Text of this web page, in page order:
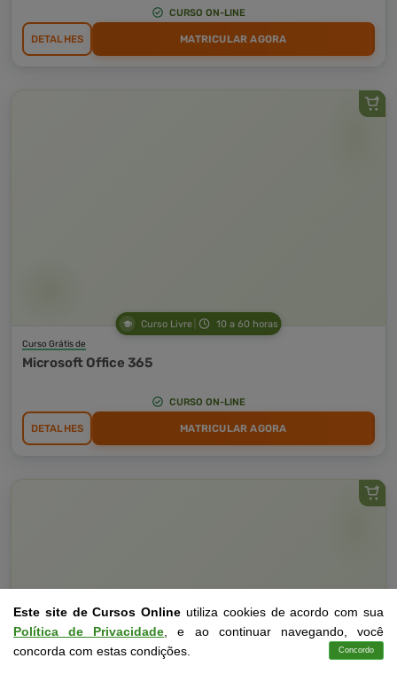
CURSO ON-LINE
DETALHES MATRICULAR AGORA
Curso Livre 10 a 60 horas
Curso Grátis de
Microsoft Office 365
CURSO ON-LINE
DETALHES MATRICULAR AGORA
Este site de Cursos Online utiliza cookies de acordo com sua
Política de Privacidade , e ao continuar navegando, você
concorda com estas condições.
Concordo
Contato Cursos Login